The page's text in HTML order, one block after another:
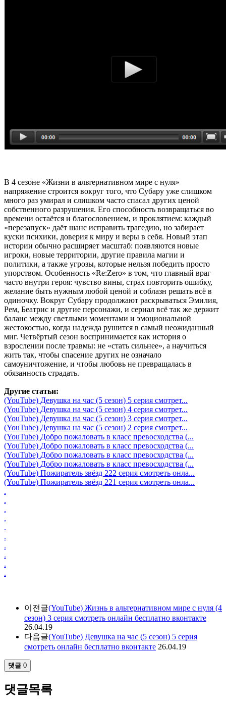
В 4 сезоне «Жизни в альтернативном мире с нуля»
напряжение строится вокруг того, что Субару уже слишком
много раз умирал и слишком часто спасал других ценой
собственного разрушения. Его способность возвращаться во
времени остаётся и благословением, и проклятием: каждый
«перезапуск» даёт шанс исправить трагедию, но забирает
куски психики, доверия к миру и веры в себя. Новый этап
истории обычно расширяет масштаб: появляются новые
игроки, новые территории, другие правила магии и
политики, а также угрозы, которые нельзя победить просто
упорством. Особенность «Re:Zero» в том, что главный враг
часто внутри героя: чувство вины, страх повторить ошибку,
желание быть нужным любой ценой и соблазн решать всё в
одиночку. Вокруг Субару продолжают раскрываться Эмилия,
Рем, Беатрис и другие персонажи, и сериал всё так же держит
баланс между светлыми моментами и эмоциональной
жестокостью, когда надежда рушится в самый неожиданный
миг. Четвёртый сезон воспринимается как история о
взрослении после травмы: не «стать сильнее», а научиться
жить так, чтобы спасение других не означало
самоуничтожение, и чтобы любовь не превращалась в
обязанность страдать.
Другие статьи:
(YouTube) Девушка на час (5 сезон) 5 серия смотрет...
(YouTube) Девушка на час (5 сезон) 4 серия смотрет...
(YouTube) Девушка на час (5 сезон) 3 серия смотрет...
(YouTube) Девушка на час (5 сезон) 2 серия смотрет...
(YouTube) Добро пожаловать в класс превосходства (...
(YouTube) Добро пожаловать в класс превосходства (...
(YouTube) Добро пожаловать в класс превосходства (...
(YouTube) Добро пожаловать в класс превосходства (...
(YouTube) Пожиратель звёзд 222 серия смотреть онла...
(YouTube) Пожиратель звёзд 221 серия смотреть онла...
.
.
.
.
.
.
.
.
.
.
이전글(YouTube) Жизнь в альтернативном мире с нуля (4
сезон) 3 серия смотреть онлайн бесплатно вконтакте
26.04.19
다음글(YouTube) Девушка на час (5 сезон) 5 серия
смотреть онлайн бесплатно вконтакте 26.04.19
댓글 0
댓글목록